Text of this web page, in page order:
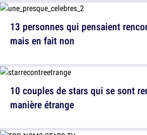
13 personnes qui pensaient
mais en fait non
10 couples de stars qui se sont
manière étrange